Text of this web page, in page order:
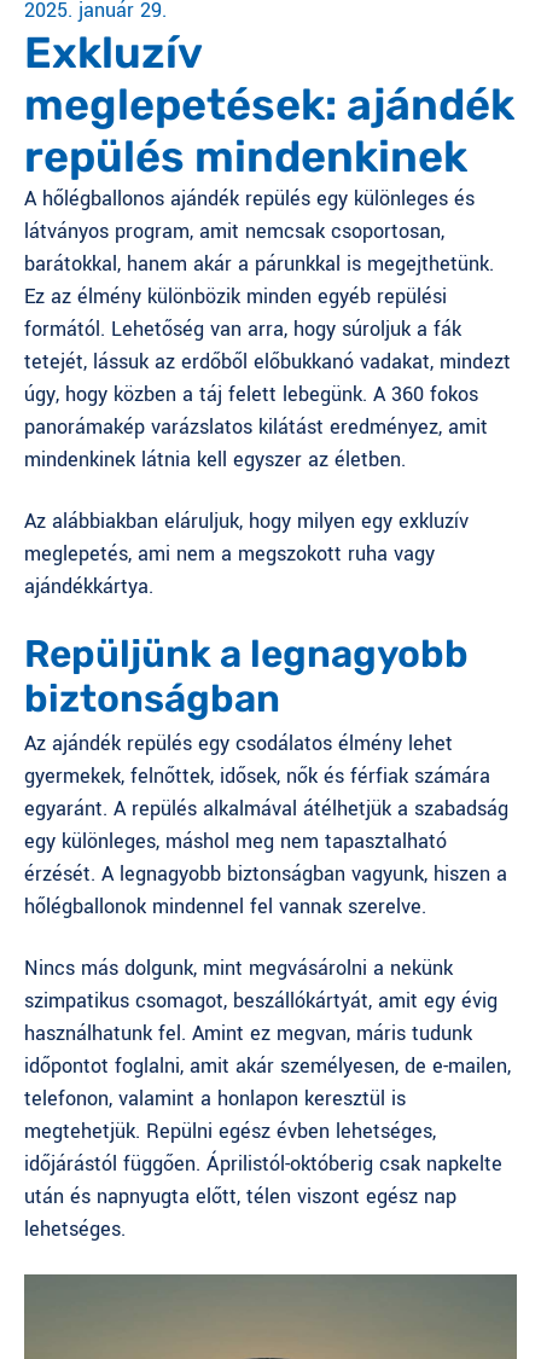
2025. január 29.
Exkluzív
meglepetések: ajándék
repülés mindenkinek
A hőlégballonos ajándék repülés egy különleges és
látványos program, amit nemcsak csoportosan,
barátokkal, hanem akár a párunkkal is megejthetünk.
Ez az élmény különbözik minden egyéb repülési
formától. Lehetőség van arra, hogy súroljuk a fák
tetejét, lássuk az erdőből előbukkanó vadakat, mindezt
úgy, hogy közben a táj felett lebegünk. A 360 fokos
panorámakép varázslatos kilátást eredményez, amit
mindenkinek látnia kell egyszer az életben.
Az alábbiakban eláruljuk, hogy milyen egy exkluzív
meglepetés, ami nem a megszokott ruha vagy
ajándékkártya.
Repüljünk a legnagyobb
biztonságban
Az ajándék repülés egy csodálatos élmény lehet
gyermekek, felnőttek, idősek, nők és férfiak számára
egyaránt. A repülés alkalmával átélhetjük a szabadság
egy különleges, máshol meg nem tapasztalható
érzését. A legnagyobb biztonságban vagyunk, hiszen a
hőlégballonok mindennel fel vannak szerelve.
Nincs más dolgunk, mint megvásárolni a nekünk
szimpatikus csomagot, beszállókártyát, amit egy évig
használhatunk fel. Amint ez megvan, máris tudunk
időpontot foglalni, amit akár személyesen, de e-mailen,
telefonon, valamint a honlapon keresztül is
megtehetjük. Repülni egész évben lehetséges,
időjárástól függően. Áprilistól-októberig csak napkelte
után és napnyugta előtt, télen viszont egész nap
lehetséges.